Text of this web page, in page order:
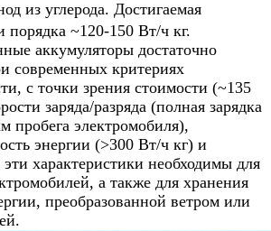
из углерода. Достигаемая
порядка ~120-150 Вт/ч кг.
аккумуляторы достаточно
современных критериях
с точки зрения стоимости (~135
заряда/разряда (полная зарядка
пробега электромобиля),
энергии (>300 Вт/ч кг) и
эти характеристики необходимы для
а также для хранения
преобразованной ветром или